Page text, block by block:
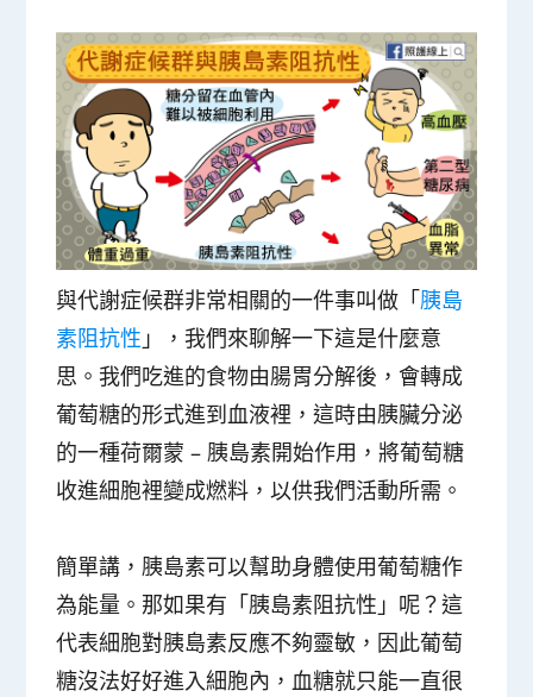
與代謝症候群非常相關的一件事叫做「胰島
素阻抗性 」，我們來聊解一下這是什麼意
思。我們吃進的食物由腸胃分解後，會轉成
葡萄糖的形式進到血液裡，這時由胰臟分泌
的一種荷爾蒙 – 胰島素開始作用，將葡萄糖
收進細胞裡變成燃料，以供我們活動所需。
簡單講，胰島素可以幫助身體使用葡萄糖作
為能量。那如果有「胰島素阻抗性」呢？這
代表細胞對胰島素反應不夠靈敏，因此葡萄
糖沒法好好進入細胞內，血糖就只能一直很